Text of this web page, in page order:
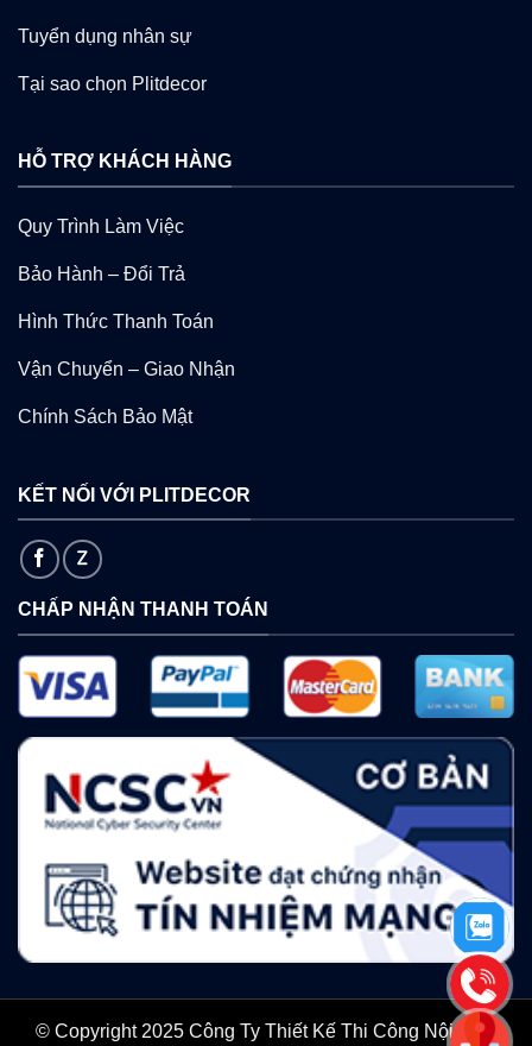
Tuyển dụng nhân sự
Tại sao chọn Plitdecor
HỖ TRỢ KHÁCH HÀNG
Quy Trình Làm Việc
Bảo Hành – Đổi Trả
Hình Thức Thanh Toán
Vận Chuyển – Giao Nhận
Chính Sách Bảo Mật
KẾT NỐI VỚI PLITDECOR
CHẤP NHẬN THANH TOÁN
© Copyright 2025 Công Ty Thiết Kế Thi Công Nội Thất